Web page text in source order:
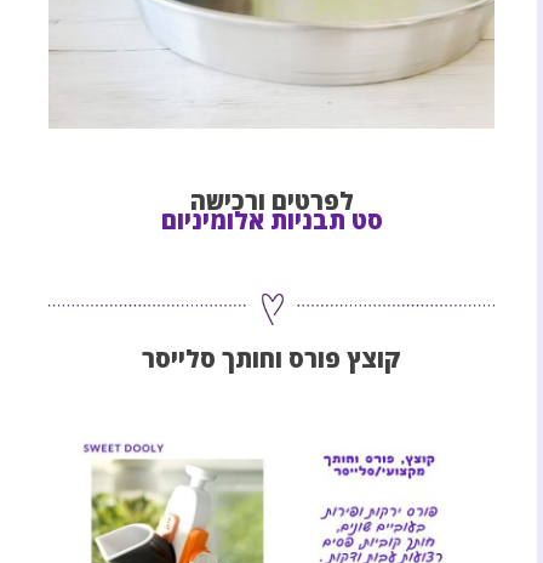
לפרטים ורכישה
סט תבניות אלומיניום
קוצץ פורס וחותך סלייסר